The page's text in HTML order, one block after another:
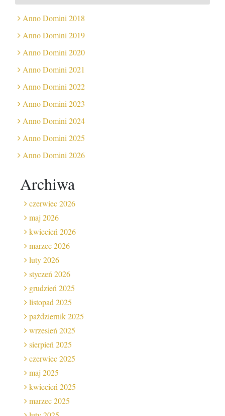
Anno Domini 2018
Anno Domini 2019
Anno Domini 2020
Anno Domini 2021
Anno Domini 2022
Anno Domini 2023
Anno Domini 2024
Anno Domini 2025
Anno Domini 2026
Archiwa
czerwiec 2026
maj 2026
kwiecień 2026
marzec 2026
luty 2026
styczeń 2026
grudzień 2025
listopad 2025
październik 2025
wrzesień 2025
sierpień 2025
czerwiec 2025
maj 2025
kwiecień 2025
marzec 2025